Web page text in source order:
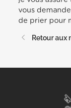
vous
de prier pour
Retour aux